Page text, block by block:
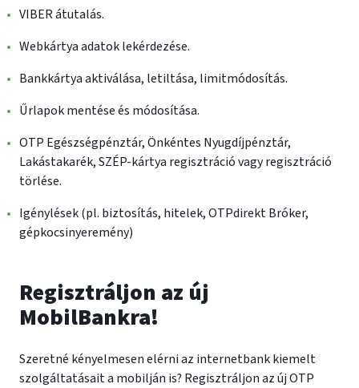
VIBER átutalás.
Webkártya adatok lekérdezése.
Bankkártya aktiválása, letiltása, limitmódosítás.
Űrlapok mentése és módosítása.
OTP Egészségpénztár, Önkéntes Nyugdíjpénztár,
Lakástakarék, SZÉP-kártya regisztráció vagy regisztráció
törlése.
Igénylések (pl. biztosítás, hitelek, OTPdirekt Bróker,
gépkocsinyeremény)
Regisztráljon az új
MobilBankra!
Szeretné kényelmesen elérni az internetbank kiemelt
szolgáltatásait a mobilján is? Regisztráljon az új OTP